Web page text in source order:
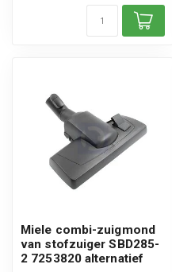
Miele combi-zuigmond
van stofzuiger SBD285-
2 7253820 alternatief